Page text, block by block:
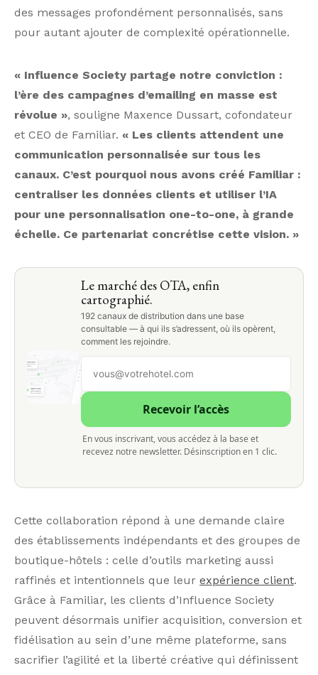
des messages profondément personnalisés, sans
pour autant ajouter de complexité opérationnelle.
« Influence Society partage notre conviction :
l’ère des campagnes d’emailing en masse est
révolue », souligne Maxence Dussart, cofondateur
et CEO de Familiar. « Les clients attendent une
communication personnalisée sur tous les
canaux. C’est pourquoi nous avons créé Familiar :
centraliser les données clients et utiliser l’IA
pour une personnalisation one-to-one, à grande
échelle. Ce partenariat concrétise cette vision. »
Le marché des OTA, enfin
cartographié.
192 canaux de distribution dans une base
consultable — à qui ils s’adressent, où ils opèrent,
comment les rejoindre.
Recevoir l’accès
En vous inscrivant, vous accédez à la base et
recevez notre newsletter. Désinscription en 1 clic.
Cette collaboration répond à une demande claire
des établissements indépendants et des groupes de
boutique-hôtels : celle d’outils marketing aussi
raffinés et intentionnels que leur expérience client.
Grâce à Familiar, les clients d’Influence Society
peuvent désormais unifier acquisition, conversion et
fidélisation au sein d’une même plateforme, sans
sacrifier l’agilité et la liberté créative qui définissent